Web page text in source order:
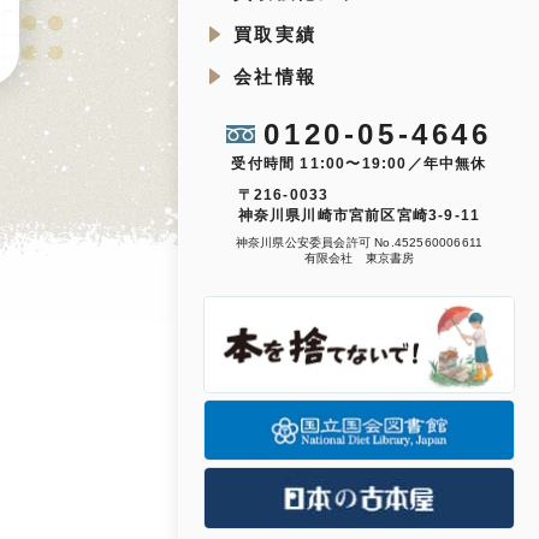
買取実績
会社情報
0120-05-4646
受付時間 11:00〜19:00／年中無休
〒216-0033
神奈川県川崎市宮前区宮崎3-9-11
神奈川県公安委員会許可 No.452560006611
有限会社 東京書房